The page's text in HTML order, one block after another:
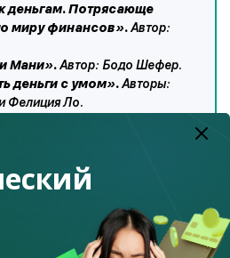
деньгам. Потрясающе
миру финансов».Автор:
Мани».Автор: Бодо Шефер.
деньги с умом».Авторы:
Фелиция Ло.